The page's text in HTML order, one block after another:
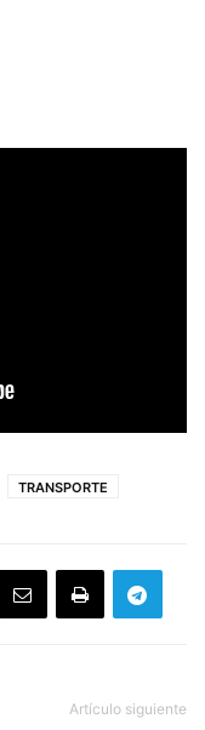
TRANSPORTE
Artículo siguiente